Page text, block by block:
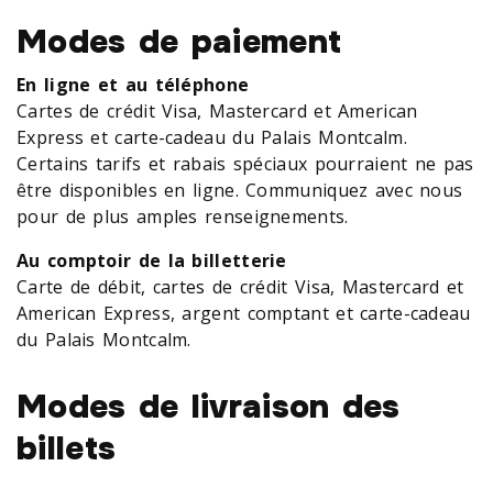
Modes de paiement
En ligne et au téléphone
Cartes de crédit Visa, Mastercard et American
Express et carte-cadeau du Palais Montcalm.
Certains tarifs et rabais spéciaux pourraient ne pas
être disponibles en ligne. Communiquez avec nous
pour de plus amples renseignements.
Au comptoir de la billetterie
Carte de débit, cartes de crédit Visa, Mastercard et
American Express, argent comptant et carte-cadeau
du Palais Montcalm.
Modes de livraison des
billets